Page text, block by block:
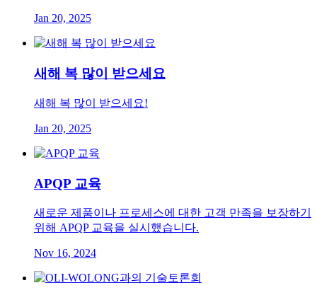
Jan 20, 2025
새해 복 많이 받으세요
새해 복 많이 받으세요!
Jan 20, 2025
APQP 교육
새로운 제품이나 프로세스에 대한 고객 만족을 보장하기
위해 APQP 교육을 실시했습니다.
Nov 16, 2024